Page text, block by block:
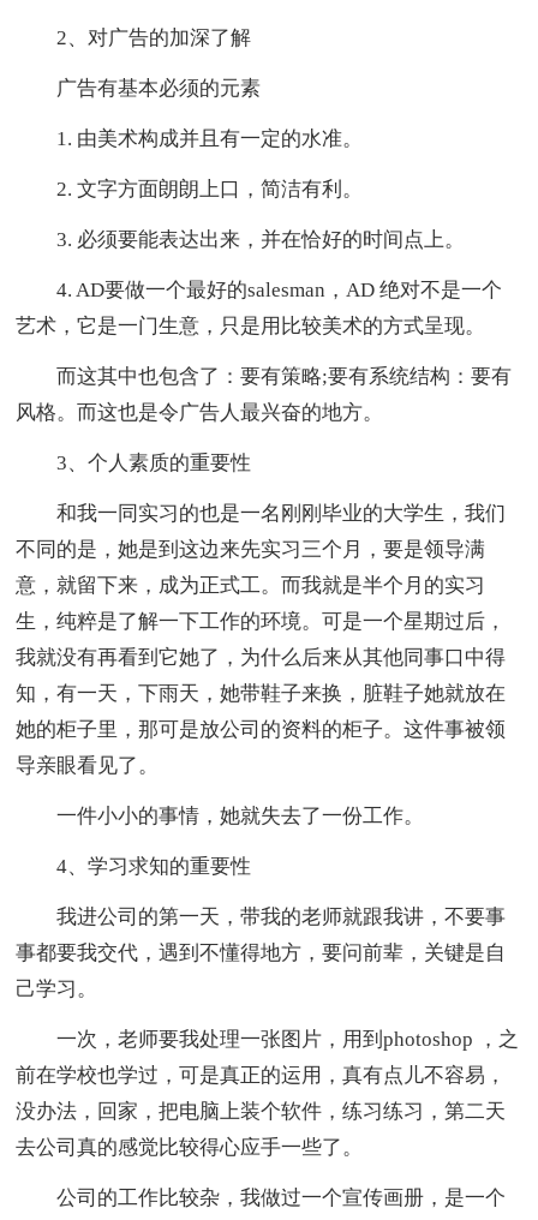
2、对广告的加深了解
广告有基本必须的元素
1. 由美术构成并且有一定的水准。
2. 文字方面朗朗上口，简洁有利。
3. 必须要能表达出来，并在恰好的时间点上。
4. AD要做一个最好的salesman，AD 绝对不是一个
艺术，它是一门生意，只是用比较美术的方式呈现。
而这其中也包含了：要有策略;要有系统结构：要有
风格。而这也是令广告人最兴奋的地方。
3、个人素质的重要性
和我一同实习的也是一名刚刚毕业的大学生，我们
不同的是，她是到这边来先实习三个月，要是领导满
意，就留下来，成为正式工。而我就是半个月的实习
生，纯粹是了解一下工作的环境。可是一个星期过后，
我就没有再看到它她了，为什么后来从其他同事口中得
知，有一天，下雨天，她带鞋子来换，脏鞋子她就放在
她的柜子里，那可是放公司的资料的柜子。这件事被领
导亲眼看见了。
一件小小的事情，她就失去了一份工作。
4、学习求知的重要性
我进公司的第一天，带我的老师就跟我讲，不要事
事都要我交代，遇到不懂得地方，要问前辈，关键是自
己学习。
一次，老师要我处理一张图片，用到photoshop ，之
前在学校也学过，可是真正的运用，真有点儿不容易，
没办法，回家，把电脑上装个软件，练习练习，第二天
去公司真的感觉比较得心应手一些了。
公司的工作比较杂，我做过一个宣传画册，是一个